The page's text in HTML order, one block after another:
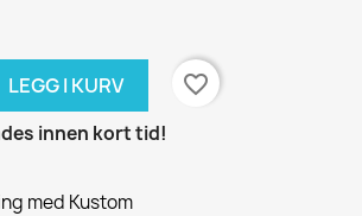
LEGG I KURV
favorite_border
innen kort tid!
med Kustom